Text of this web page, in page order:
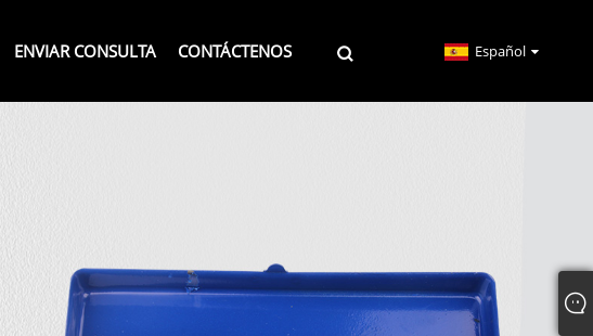
ENVIAR CONSULTA CONTÁCTENOS Español